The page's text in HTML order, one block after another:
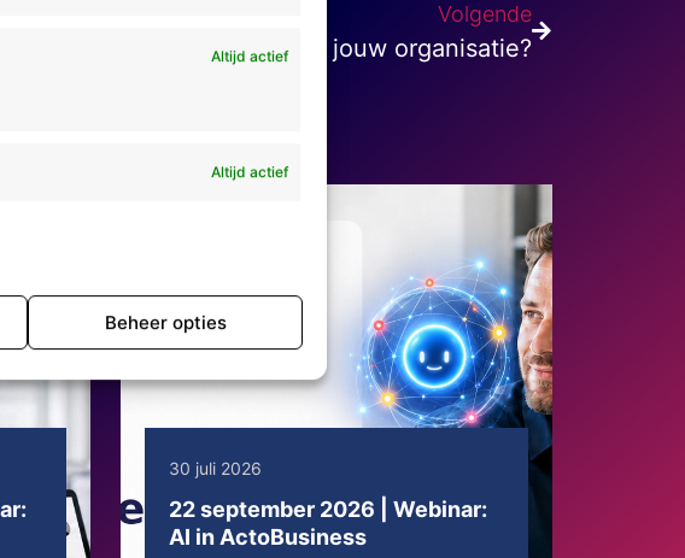
Altijd actief
Altijd actief
Beheer opties
Volgende
de DigiCheck: Hoe digitaal is jouw organisatie?
30 juli 2026
22 september 2026 | Webinar:
AI in ActoBusiness